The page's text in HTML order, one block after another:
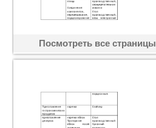
Посмотреть все страницы